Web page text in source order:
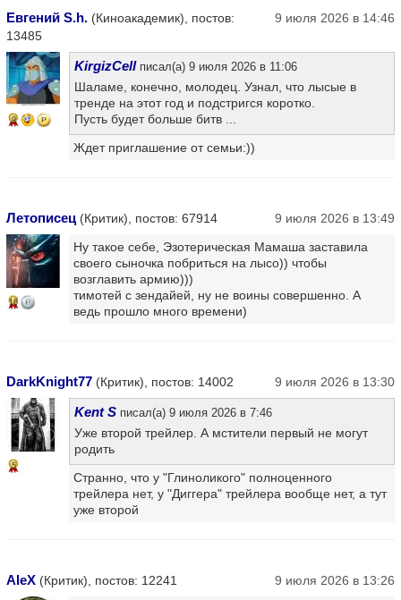
Евгений S.h. (Киноакадемик), постов:
13485
9 июля 2026 в 14:46
9
KirgizCellписал(а) 9 июля 2026 в 11:06
Шаламе, конечно, молодец. Узнал, что лысые в
тренде на этот год и подстригся коротко.
Пусть будет больше битв ...
Ждет приглашение от семьи:))
Летописец (Критик), постов: 67914 9 июля 2026 в 13:49
16
Ну такое себе, Эзотерическая Мамаша заставила
своего сыночка побриться на лысо)) чтобы
возглавить армию)))
тимотей с зендайей, ну не воины совершенно. А
ведь прошло много времени)
DarkKnight77 (Критик), постов: 14002 9 июля 2026 в 13:30
5
Kent S писал(а) 9 июля 2026 в 7:46
Уже второй трейлер. А мстители первый не могут
родить
Странно, что у "Глиноликого" полноценного
трейлера нет, у "Диггера" трейлера вообще нет, а тут
уже второй
AleX (Критик), постов: 12241 9 июля 2026 в 13:26